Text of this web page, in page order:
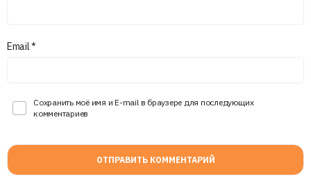
Email*
Сохранить моё имя и E-mail в браузере для последующих
комментариев